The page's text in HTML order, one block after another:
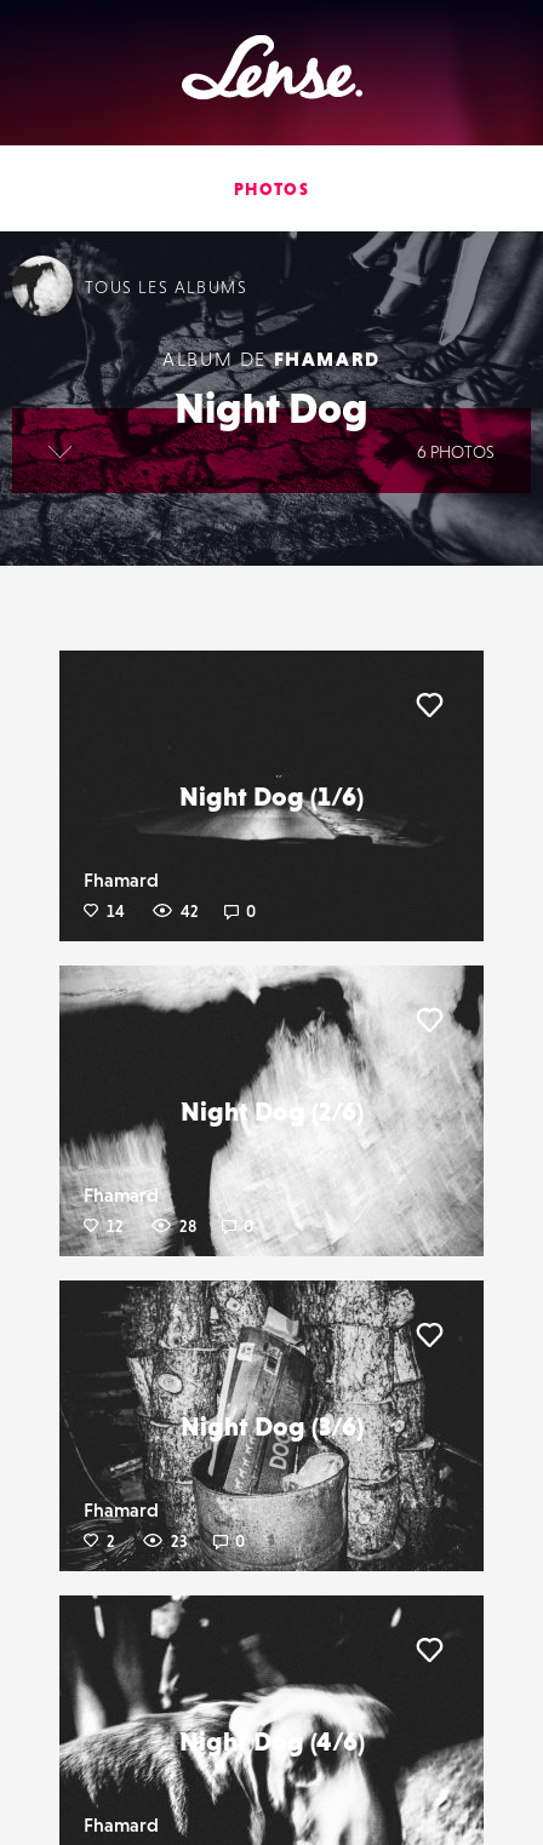
Lense
PHOTOS
ALBUM DEFHAMARD
Night Dog
lire la suite
6 PHOTOS
TOUS LES ALBUMS
Night Dog (1/6)
Fhamard
14 42 0
Night Dog (2/6)
Fhamard
12 28 0
Liker
Night Dog (3/6)
Fhamard
2 23 0
Night Dog (4/6)
Fhamard